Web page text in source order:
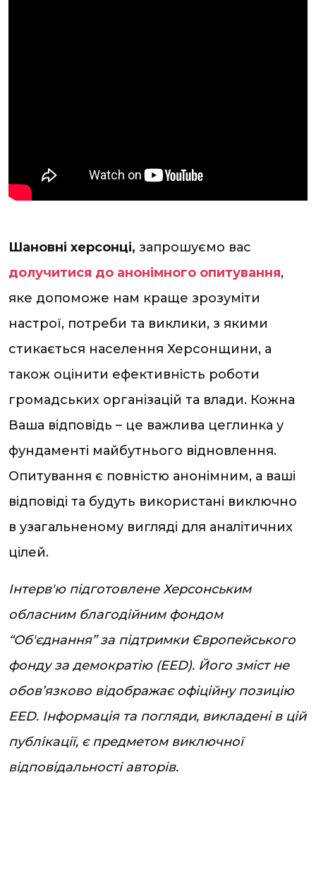
Шановні херсонці, запрошуємо вас
долучитися до анонімного опитування,
яке допоможе нам краще зрозуміти
настрої, потреби та виклики, з якими
стикається населення Херсонщини, а
також оцінити ефективність роботи
громадських організацій та влади. Кожна
Ваша відповідь – це важлива цеглинка у
фундаменті майбутнього відновлення.
Опитування є повністю анонімним, а ваші
відповіді та будуть використані виключно
в узагальненому вигляді для аналітичних
цілей.
Інтерв'ю підготовлене Херсонським
обласним благодійним фондом
“Об'єднання” за підтримки Європейського
фонду за демократію (EED). Його зміст не
обов’язково відображає офіційну позицію
EED. Інформація та погляди, викладені в цій
публікації, є предметом виключної
відповідальності авторів.